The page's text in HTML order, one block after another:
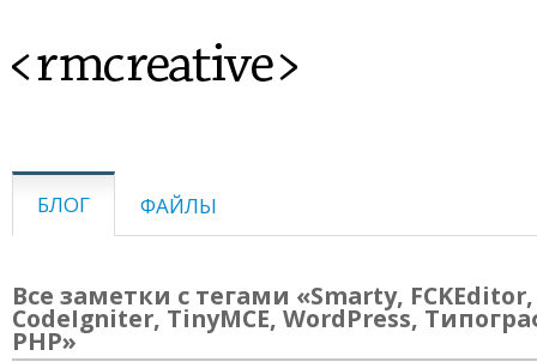
<rmcreative>
БЛОГ ФАЙЛЫ
Все заметки с тегами «Smarty, FCKEditor,
CodeIgniter, TinyMCE, WordPress,
PHP»